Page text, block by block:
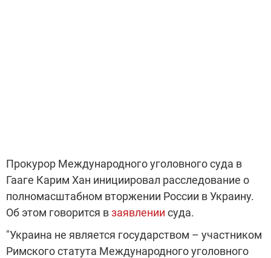
Прокурор Международного уголовного суда в
Гааге Карим Хан инициировал расследование о
полномасштабном вторжении России в Украину.
Об этом говорится взаявлении суда.
"Украина не является государством – участником
Римского статута Международного уголовного